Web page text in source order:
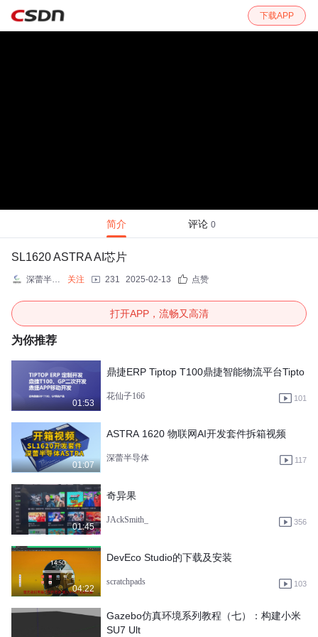
下载APP
简介 评论 0
SL1620 ASTRA AI芯片
深蕾半导体 关注 231 2025-02-13 点赞
打开APP，流畅又高清
为你推荐
01:53
鼎捷ERP Tiptop T100鼎捷智能物流平台Tipto
花仙子166 101
01:07
ASTRA 1620 物联网AI开发套件拆箱视频
深蕾半导体 117
01:45
奇异果
JAckSmith_ 356
04:22
DevEco Studio的下载及安装
scratchpads 103
Gazebo仿真环境系列教程（七）：构建小米
SU7 Ult